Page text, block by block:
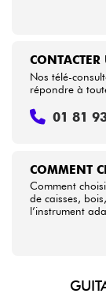
COMMENT
Comment
de caisses,
l’instrument
Nos télé-
répondre à
01 81